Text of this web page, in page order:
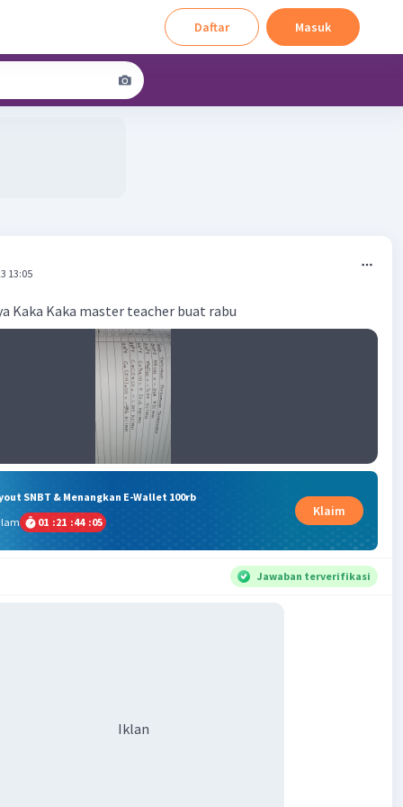
Daftar Masuk
13:05
Kaka Kaka master teacher buat rabu
SNBT & Menangkan E-Wallet 100rb
01 :21 :44 :05
Klaim
Jawaban terverifikasi
Iklan